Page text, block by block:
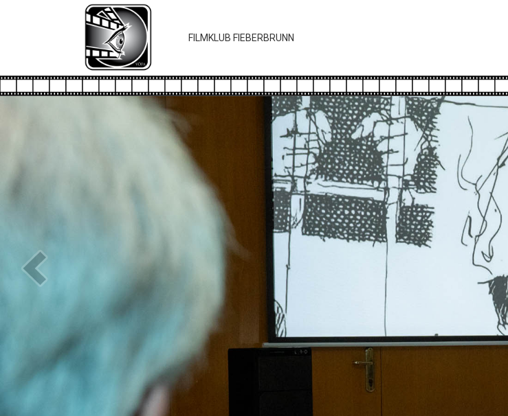
FILMKLUB FIEBERBRUNN